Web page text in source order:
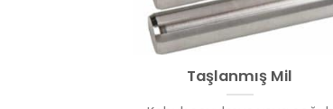
Taşlanmış Mil